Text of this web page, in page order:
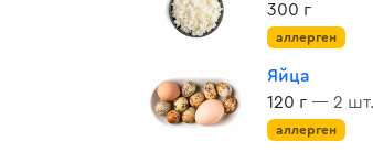
300 г
аллерген
Яйца
120 г — 2 шт.
аллерген